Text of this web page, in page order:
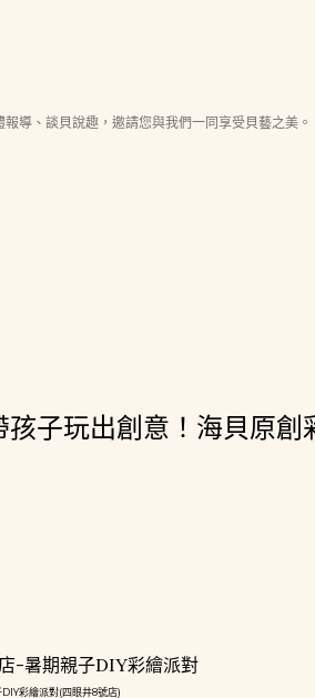
導、談貝說趣，邀請您與我們一同享受貝藝之美。
孩子玩出創意！海貝原創
彩繪派對(四眼井8號店)